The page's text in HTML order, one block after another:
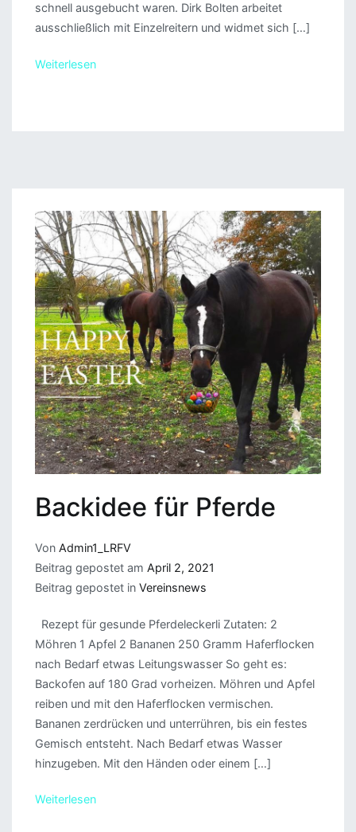
schnell ausgebucht waren. Dirk Bolten arbeitet
ausschließlich mit Einzelreitern und widmet sich […]
Weiterlesen
Backidee für Pferde
Von Admin1_LRFV
Beitrag gepostet am April 2, 2021
Beitrag gepostet in Vereinsnews
Rezept für gesunde Pferdeleckerli Zutaten: 2
Möhren 1 Apfel 2 Bananen 250 Gramm Haferflocken
nach Bedarf etwas Leitungswasser So geht es:
Backofen auf 180 Grad vorheizen. Möhren und Apfel
reiben und mit den Haferflocken vermischen.
Bananen zerdrücken und unterrühren, bis ein festes
Gemisch entsteht. Nach Bedarf etwas Wasser
hinzugeben. Mit den Händen oder einem […]
Weiterlesen